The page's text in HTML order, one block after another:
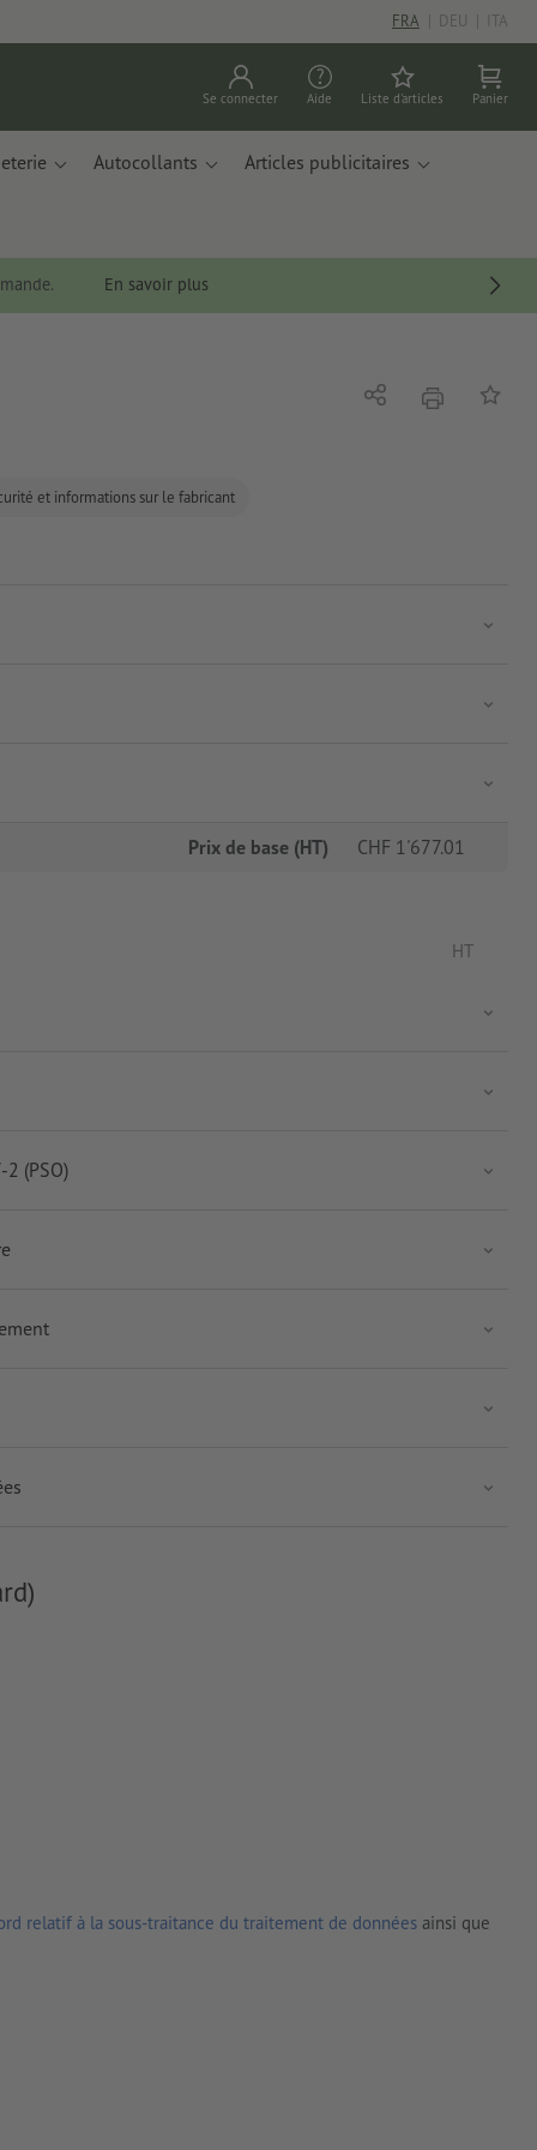
FRA | DEU | ITA
Se connecter Aide Liste d'articles Panier
Autocollants Articles publicitaires
En savoir plus
et informations sur le fabricant
Partagerimprimer
Prix de base (HT) CHF 1'677.01
HT
2 (PSO)
relatif à la sous-traitance du traitement de données ainsi que